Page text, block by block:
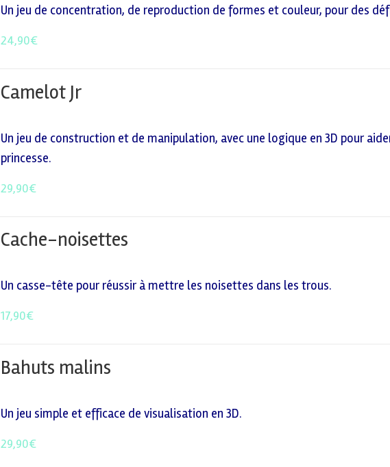
Un jeu de concentration, de reproduction de formes et couleur, pour des
24,90€
Camelot Jr
Un jeu de construction et de manipulation, avec une logique en 3D pour
princesse.
29,90€
Cache-noisettes
Un casse-tête pour réussir à mettre les noisettes dans les trous.
17,90€
Bahuts malins
Un jeu simple et efficace de visualisation en 3D.
29,90€